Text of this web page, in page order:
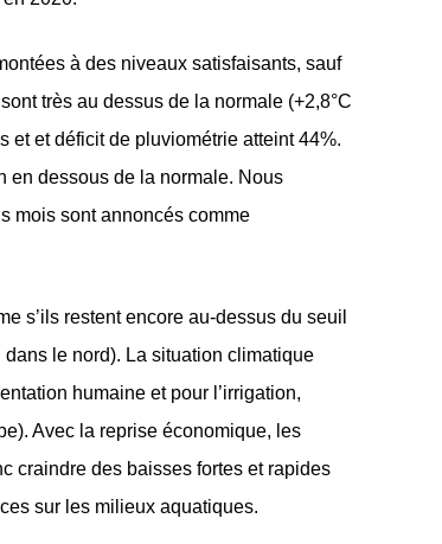
à des niveaux satisfaisants, sauf
très au dessus de la normale (+2,8°C
et et déficit de pluviométrie atteint 44%.
en dessous de la normale. Nous
mois sont annoncés comme
s’ils restent encore au-dessus du seuil
le nord). La situation climatique
humaine et pour l’irrigation,
Avec la reprise économique, les
craindre des baisses fortes et rapides
sur les milieux aquatiques.